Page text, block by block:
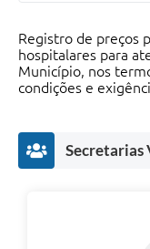
Registro de preços
hospitalares para
Município, nos
condições e
Secretarias